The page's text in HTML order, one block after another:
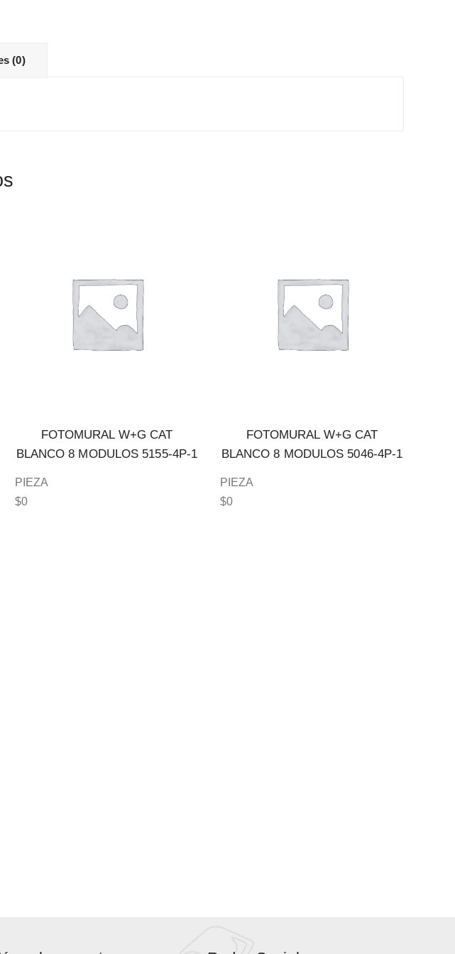
(0)
FOTOMURAL W+G CAT
BLANCO 8 MODULOS 5155-4P-1
PIEZA
$0
FOTOMURAL W+G CAT
BLANCO 8 MODULOS 5046-4P-1
PIEZA
$0